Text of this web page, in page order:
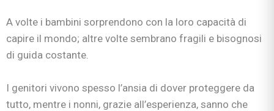
A volte i bambini sorprendono con la loro capacità di
capire il mondo; altre volte sembrano fragili e bisognosi
di guida costante.
I genitori vivono spesso l’ansia di dover proteggere da
tutto, mentre i nonni, grazie all’esperienza, sanno che